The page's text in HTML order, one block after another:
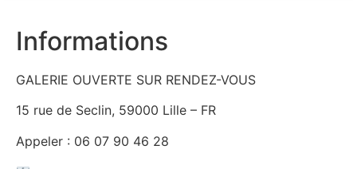
Informations
GALERIE OUVERTE SUR RENDEZ-VOUS
15 rue de Seclin, 59000 Lille – FR
Appeler : 06 07 90 46 28